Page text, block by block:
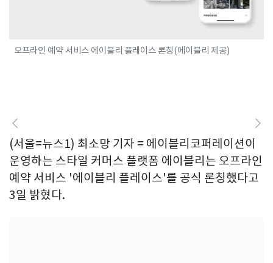
오프라인 예약 서비스 에이블리 플레이스 론칭(에이블리 제공)
(서울=뉴스1) 최소망 기자 = 에이블리코퍼레이션이
운영하는 스타일 커머스 플랫폼 에이블리는 오프라인
예약 서비스 '에이블리 플레이스'를 공식 론칭했다고
3일 밝혔다.